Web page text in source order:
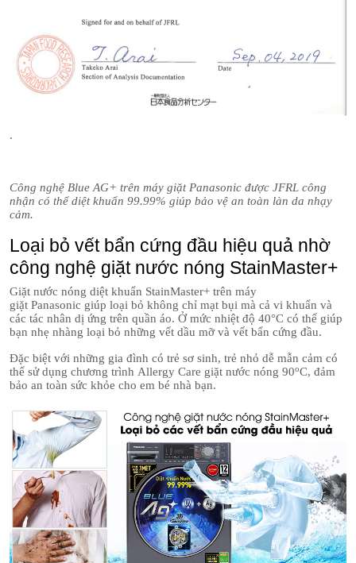
.
Công nghệ Blue AG+ trên máy giặt Panasonic được JFRL công
nhận có thể diệt khuẩn 99.99% giúp bảo vệ an toàn làn da nhạy
cảm.
Loại bỏ vết bẩn cứng đầu hiệu quả nhờ
công nghệ giặt nước nóng StainMaster+
Giặt nước nóng diệt khuẩn StainMaster+ trên máy
giặt Panasonic giúp loại bỏ không chỉ mạt bụi mà cả vi khuẩn và
các tác nhân dị ứng trên quần áo. Ở mức nhiệt độ 40°C có thể giúp
bạn nhẹ nhàng loại bỏ những vết dầu mỡ và vết bẩn cứng đầu.
Đặc biệt với những gia đình có trẻ sơ sinh, trẻ nhỏ dễ mẫn cảm có
thể sử dụng chương trình Allergy Care giặt nước nóng 90oC, đảm
bảo an toàn sức khỏe cho em bé nhà bạn.